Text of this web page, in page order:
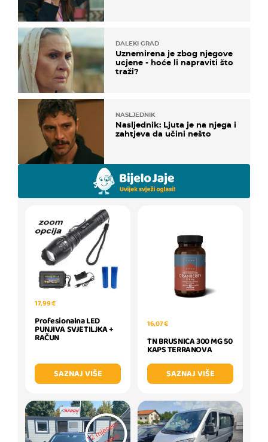
DALEKI GRAD
Uznemirena je zbog njegove
ucjene - hoće li napraviti što
traži?
NASLJEDNIK
Nasljednik: Ljuta je na njega i
zahtjeva da učini nešto
17,99 €
Profesionalna LED
PUNJIVA SVJETILJKA +
RAČUN
SAZNAJ VIŠE
16,07 €
TN BRUSNICA 300 MG 50
KAPS TERRANOVA
SAZNAJ VIŠE